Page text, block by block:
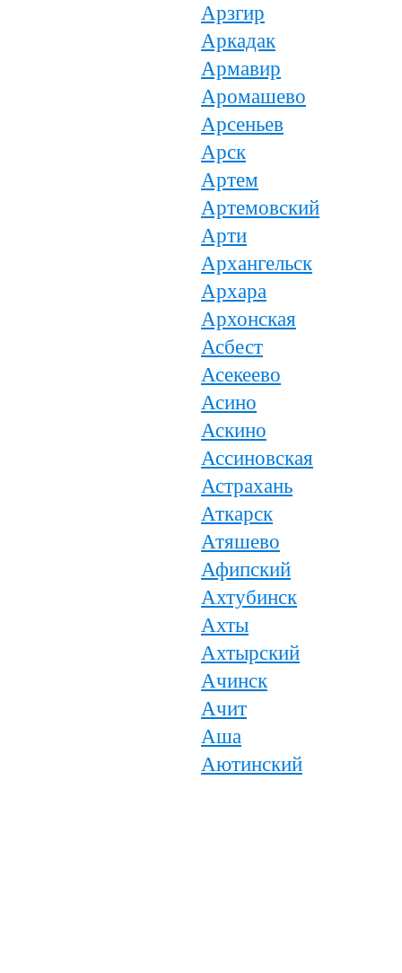
Арзгир
Аркадак
Армавир
Аромашево
Арсеньев
Арск
Артем
Артемовский
Арти
Архангельск
Архара
Архонская
Асбест
Асекеево
Асино
Аскино
Ассиновская
Астрахань
Аткарск
Атяшево
Афипский
Ахтубинск
Ахты
Ахтырский
Ачинск
Ачит
Аша
Аютинский